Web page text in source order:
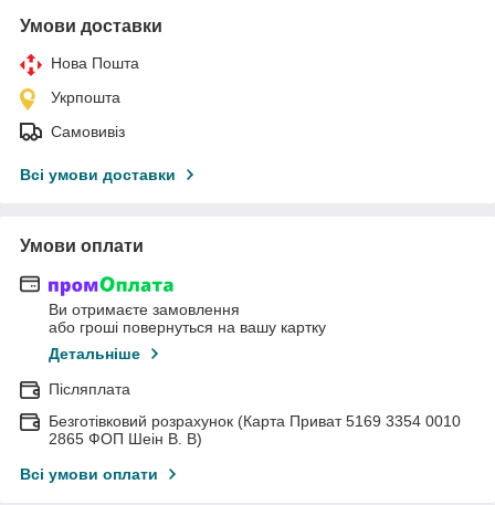
Умови доставки
Нова Пошта
Укрпошта
Самовивіз
Всі умови доставки
Умови оплати
Ви отримаєте замовлення
або гроші повернуться на вашу картку
Детальніше
Післяплата
Безготівковий розрахунок (Карта Приват 5169 3354 0010
2865 ФОП Шеін В. В)
Всі умови оплати